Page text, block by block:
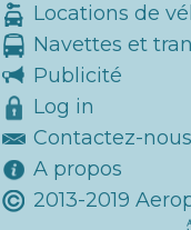
Locations de
Navettes et
Publicité
Log in
Contactez-nous
A propos
2013-2019